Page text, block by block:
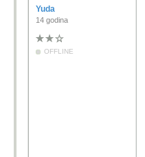
Yuda
14 godina
OFFLINE